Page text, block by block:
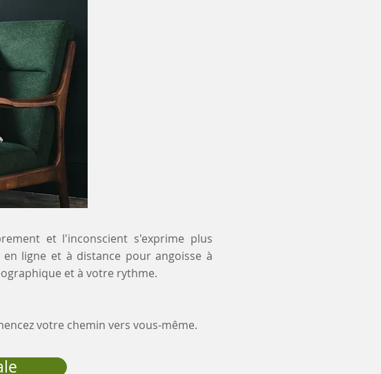
et l'inconscient s'exprime plus
ligne et à distance pour angoisse à
et à votre rythme.
votre chemin vers vous-même.